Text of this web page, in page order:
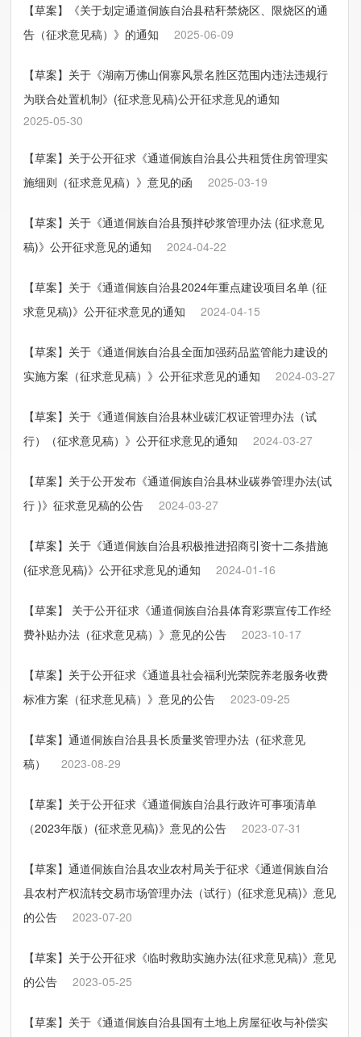
【草案】《关于划定通道侗族自治县秸秆禁烧区、限烧区的通
告（征求意见稿）》的通知
2025-06-09
【草案】关于《湖南万佛山侗寨风景名胜区范围内违法违规行
为联合处置机制》(征求意见稿)公开征求意见的通知
2025-05-30
【草案】关于公开征求《通道侗族自治县公共租赁住房管理实
施细则（征求意见稿）》意见的函
2025-03-19
【草案】关于《通道侗族自治县预拌砂浆管理办法 (征求意见
稿)》公开征求意见的通知
2024-04-22
【草案】关于《通道侗族自治县2024年重点建设项目名单 (征
求意见稿)》公开征求意见的通知
2024-04-15
【草案】关于《通道侗族自治县全面加强药品监管能力建设的
实施方案（征求意见稿）》公开征求意见的通知
2024-03-27
【草案】关于《通道侗族自治县林业碳汇权证管理办法（试
行）（征求意见稿）》公开征求意见的通知
2024-03-27
【草案】关于公开发布《通道侗族自治县林业碳券管理办法(试
行 )》征求意见稿的公告
2024-03-27
【草案】关于《通道侗族自治县积极推进招商引资十二条措施
(征求意见稿)》公开征求意见的通知
2024-01-16
【草案】 关于公开征求《通道侗族自治县体育彩票宣传工作经
费补贴办法（征求意见稿）》意见的公告
2023-10-17
【草案】关于公开征求《通道县社会福利光荣院养老服务收费
标准方案（征求意见稿）》意见的公告
2023-09-25
【草案】通道侗族自治县县长质量奖管理办法（征求意见
稿）
2023-08-29
【草案】关于公开征求《通道侗族自治县行政许可事项清单
（2023年版）(征求意见稿)》意见的公告
2023-07-31
【草案】通道侗族自治县农业农村局关于征求《通道侗族自治
县农村产权流转交易市场管理办法（试行）(征求意见稿)》意见
的公告
2023-07-20
【草案】关于公开征求《临时救助实施办法(征求意见稿)》意见
的公告
2023-05-25
【草案】关于《通道侗族自治县国有土地上房屋征收与补偿实